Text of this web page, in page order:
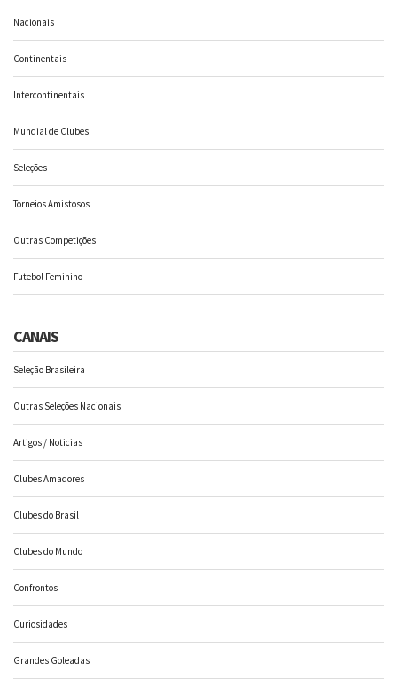
Nacionais
Continentais
Intercontinentais
Mundial de Clubes
Seleções
Torneios Amistosos
Outras Competições
Futebol Feminino
CANAIS
Seleção Brasileira
Outras Seleções Nacionais
Artigos / Noticias
Clubes Amadores
Clubes do Brasil
Clubes do Mundo
Confrontos
Curiosidades
Grandes Goleadas